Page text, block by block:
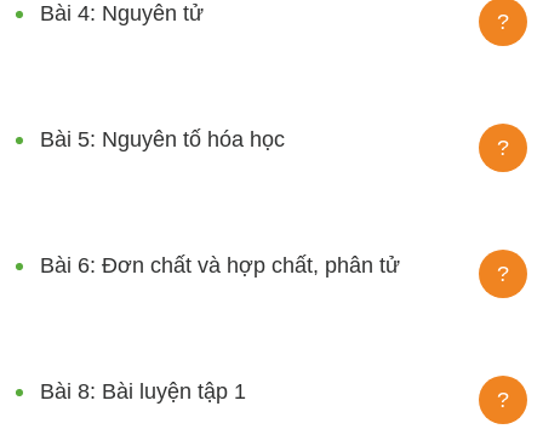
Bài 4: Nguyên tử ?
Bài 5: Nguyên tố hóa học ?
Bài 6: Đơn chất và hợp chất, phân tử ?
Bài 8: Bài luyện tập 1 ?